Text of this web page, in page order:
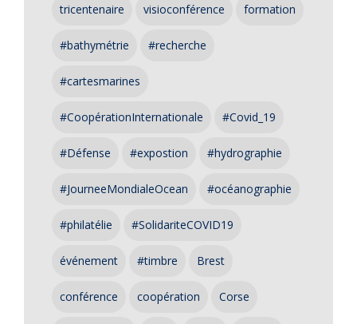
tricentenaire visioconférence formation
#bathymétrie #recherche
#cartesmarines
#CoopérationInternationale #Covid_19
#Défense #expostion #hydrographie
#JourneeMondialeOcean #océanographie
#philatélie #SolidariteCOVID19
événement #timbre Brest
conférence coopération Corse